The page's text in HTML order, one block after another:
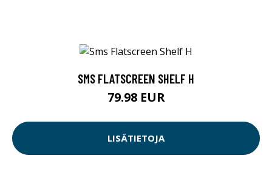
SMS FLATSCREEN SHELF H
79.98 EUR
LISÄTIETOJA